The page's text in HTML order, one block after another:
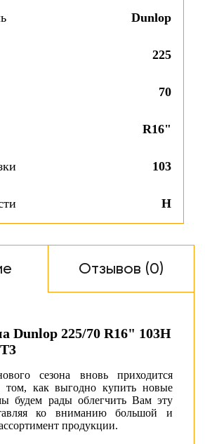
Dunlop
225
70
R16"
103
H
Отзывов (0)
Dunlop 225/70 R16" 103H
сезона вновь приходится
том, как выгодно купить новые
будем рады облегчить Вам эту
ко вниманию большой и
продукции.